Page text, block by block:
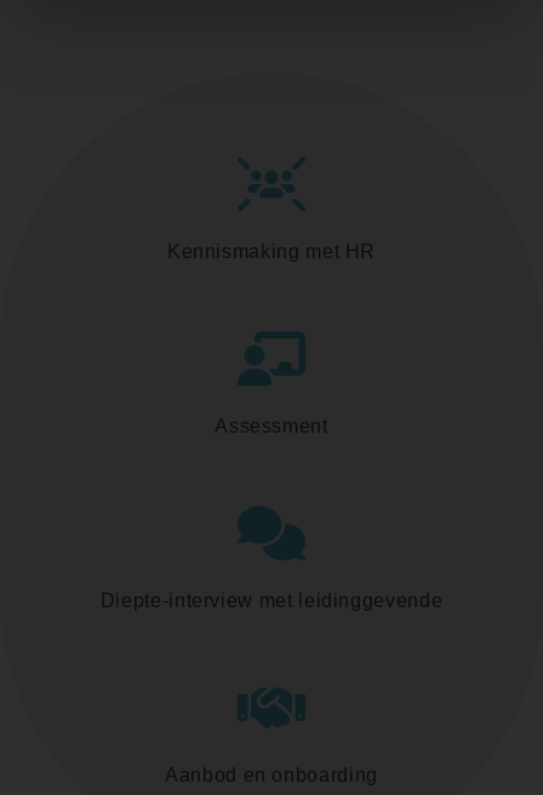
Kennismaking met HR
Assessment
Diepte-interview met leidinggevende
Aanbod en onboarding